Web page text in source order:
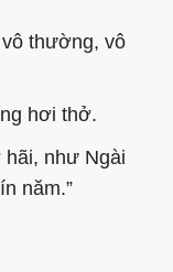
thường, vô
hơi thở.
như Ngài
năm.”